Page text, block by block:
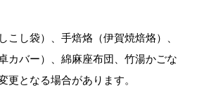
こし袋）、手焙烙（伊賀焼焙烙）、
カバー）、綿麻座布団、竹湯かごな
となる場合があります。